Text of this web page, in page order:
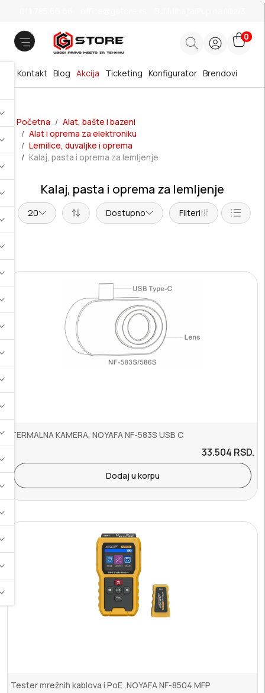
0
Brendovi
Blog Akcija
Kontakt Ticketing Konfigurator
Početna
Alat, bašte i bazeni
Alat i oprema za elektroniku
Lemilice, duvaljke i oprema
Kalaj, pasta i oprema za lemljenje
Kalaj, pasta i oprema za lemljenje
20 Dostupno Filteri
TERMALNA KAMERA, NOYAFA NF-583S USB C
33.504 RSD.
Dodaj u korpu
Tester mrežnih kablova i PoE ,NOYAFA NF-8504 MFP